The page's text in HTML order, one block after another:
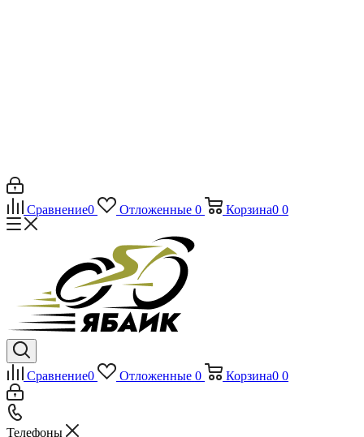
Сравнение0 Отложенные 0 Корзина0 0
Сравнение0 Отложенные 0 Корзина0 0
Телефоны